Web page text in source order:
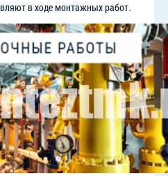
в ходе монтажных работ.